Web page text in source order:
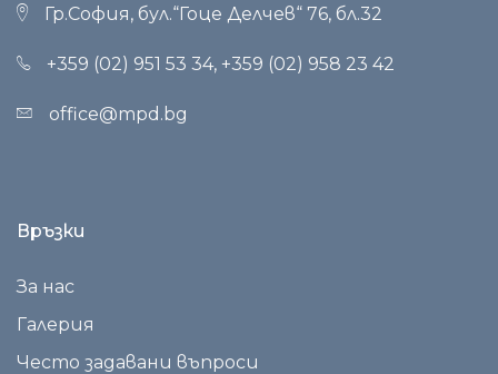
Гр.София, бул.“Гоце Делчев“ 76, бл.32
+359 (02) 951 53 34, +359 (02) 958 23 42
office@mpd.bg
Връзки
За нас
Галерия
Често задавани въпроси